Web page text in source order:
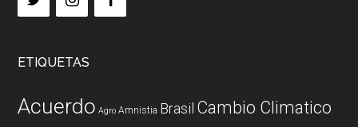
ETIQUETAS
Acuerdo Agro Amnistia Brasil Cambio Climatico